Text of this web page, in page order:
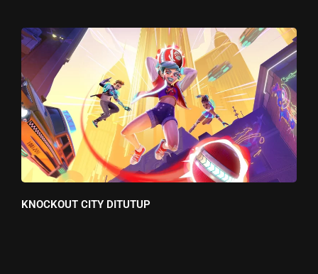
KNOCKOUT CITY DITUTUP